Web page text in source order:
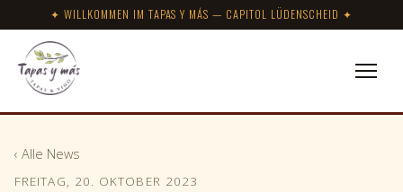
✦ WILLKOMMEN IM TAPAS Y MÁS — CAPITOL LÜDENSCHEID ✦
‹ Alle News
FREITAG, 20. OKTOBER 2023